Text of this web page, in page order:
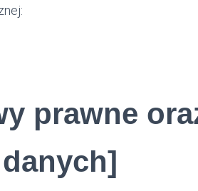
prawne